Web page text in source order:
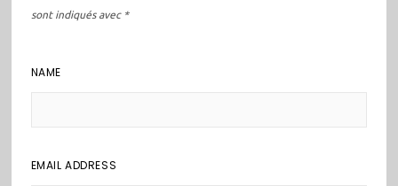
sont indiqués avec *
NAME
EMAIL ADDRESS